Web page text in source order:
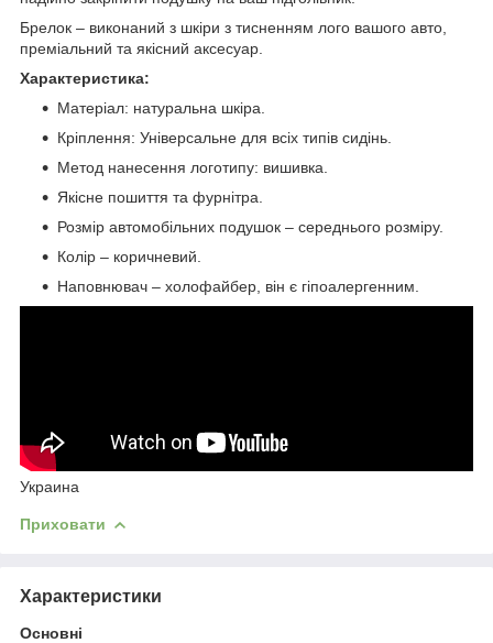
Брелок – виконаний з шкіри з тисненням лого вашого авто,
преміальний та якісний аксесуар.
Характеристика:
Матеріал: натуральна шкіра.
Кріплення: Універсальне для всіх типів сидінь.
Метод нанесення логотипу: вишивка.
Якісне пошиття та фурнітра.
Розмір автомобільних подушок – середнього розміру.
Колір – коричневий.
Наповнювач – холофайбер, він є гіпоалергенним.
Украина
Приховати
Характеристики
Основні